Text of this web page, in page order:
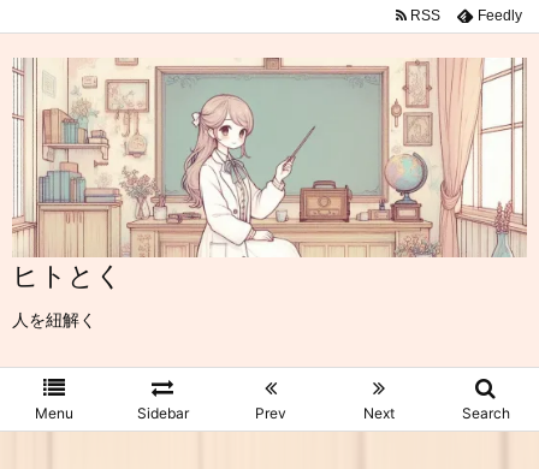
ヒトとく
人を紐解く
Menu Sidebar Prev Next Search
RSS Feedly